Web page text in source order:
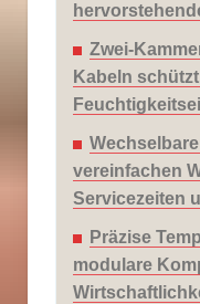
Zwei-
Kabeln
vereinfachen
Servicezeiten
Präzise
modulare